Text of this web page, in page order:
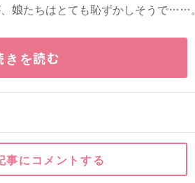
娘たちはとても恥ずかしそうで……。
きを読む
事にコメントする